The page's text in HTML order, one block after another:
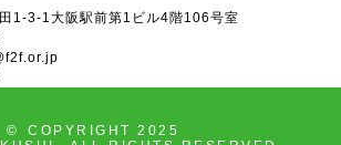
1-3-1大阪駅前第1ビル4階106号室
©
COPYRIGHT 2025